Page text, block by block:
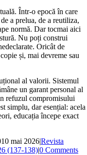
Într‑o epocă în care
a prelua, de a reutiliza,
normă. Dar tocmai aici
Nu poți construi
Oricât de
și, mai devreme sau
al valorii. Sistemul
un garant personal al
refuzul compromisului
simplu, dar esențial: acela
educația începe exact
10 mai 2026|Revista
(137-138)|0 Comments